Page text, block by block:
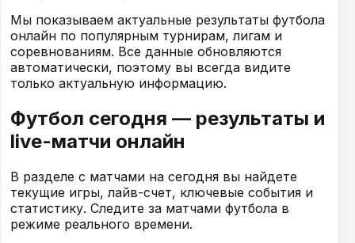
Мы показываем актуальные результаты футбола
онлайн по популярным турнирам, лигам и
соревнованиям. Все данные обновляются
автоматически, поэтому вы всегда видите
только актуальную информацию.
Футбол сегодня — результаты и
live-матчи онлайн
В разделе с матчами на сегодня вы найдете
текущие игры, лайв-счет, ключевые события и
статистику. Следите за матчами футбола в
режиме реального времени.